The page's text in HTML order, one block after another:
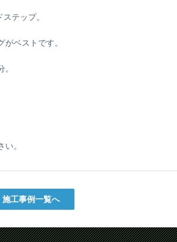
テップ。
ベストです。
。
工事例一覧へ